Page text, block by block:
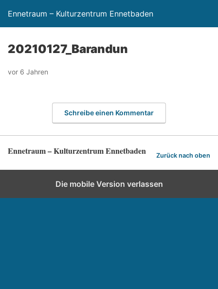
Ennetraum – Kulturzentrum Ennetbaden
20210127_Barandun
vor 6 Jahren
Schreibe einen Kommentar
Ennetraum – Kulturzentrum Ennetbaden Zurück nach oben
Die mobile Version verlassen